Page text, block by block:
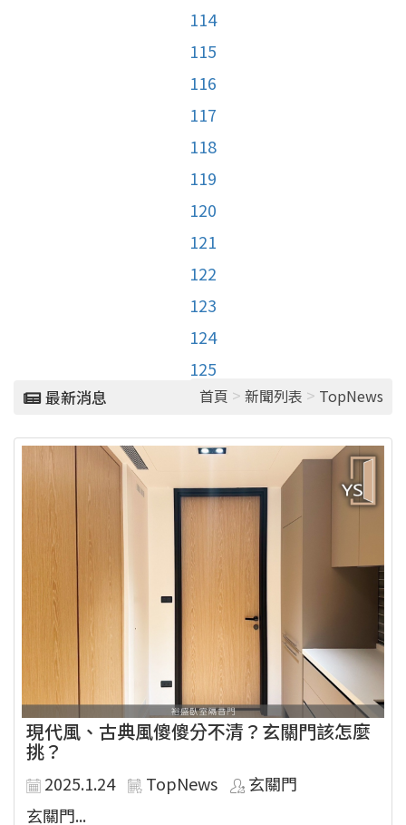
114
115
116
117
118
119
120
121
122
123
124
125
最新消息 首頁 > 新聞列表 > TopNews
現代風、古典風傻傻分不清？玄關門該怎麼
挑？
2025.1.24 TopNews
玄關門
玄關門...